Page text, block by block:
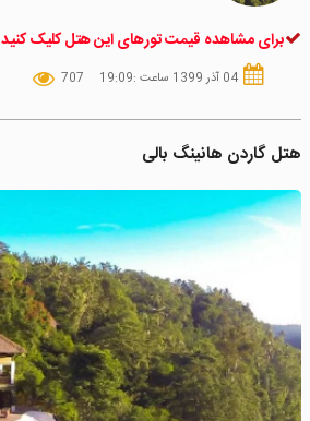
برای مشاهده قیمت تورهای این هتل کلیک کنید
04 آذر 1399 ساعت :19:09 707
هتل گاردن هانینگ بالی